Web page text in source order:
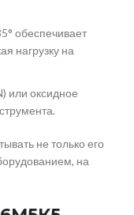
обеспечивает
нагрузку на
или оксидное
не только его
на